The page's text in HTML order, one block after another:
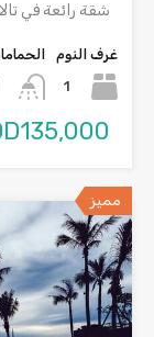
شقة رائعة في
غرف النوم
1
مميز